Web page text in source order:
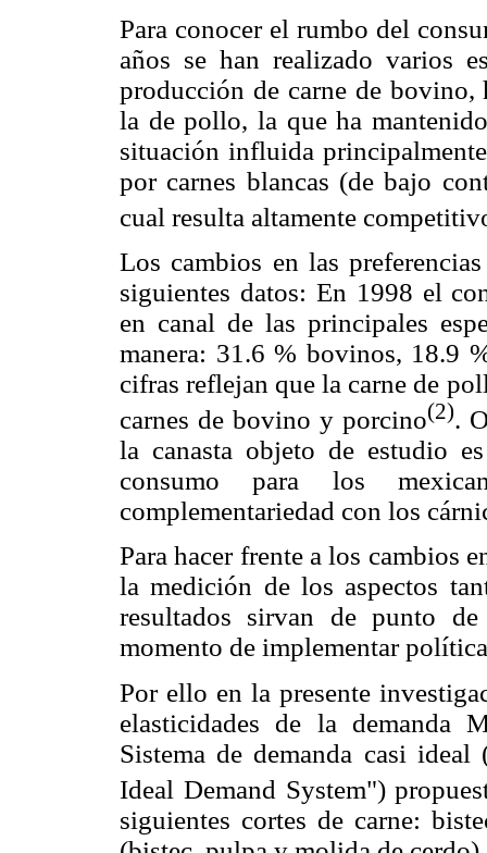
Para conocer el rumbo del
años se han realizado varios
producción de carne de
la de pollo, la que ha
situación influida
por carnes blancas (de bajo
cual resulta altamente
Los cambios en las
siguientes datos: En 1998 el
en canal de las principales
manera: 31.6 % bovinos, 18.9
cifras reflejan que la carne de
carnes de bovino y porcino(2).
la canasta objeto de estudio
consumo para los
complementariedad con los
Para hacer frente a los cambios
la medición de los aspectos
resultados sirvan de punto
momento de implementar
Por ello en la presente
elasticidades de la demanda
Sistema de demanda casi
Ideal Demand System")
siguientes cortes de carne: